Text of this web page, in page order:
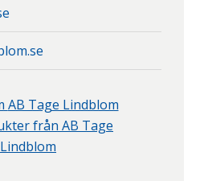
AB Tage Lindblom
från AB Tage
Lindblom